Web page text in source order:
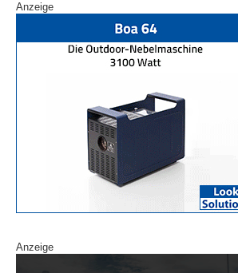
Anzeige
Anzeige